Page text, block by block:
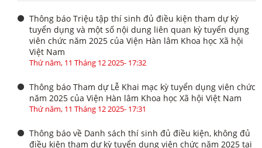
Thông báo Triệu tập thí sinh đủ điều kiện tham dự kỳ
tuyển dụng và một số nội dung liên quan kỳ tuyển dụng
viên chức năm 2025 của Viện Hàn lâm Khoa học Xã hội
Việt Nam
Thứ năm, 11 Tháng 12 2025- 17:32
Thông báo Tham dự Lễ Khai mạc kỳ tuyển dụng viên chức
năm 2025 của Viện Hàn lâm Khoa học Xã hội Việt Nam
Thứ năm, 11 Tháng 12 2025- 17:31
Thông báo về Danh sách thí sinh đủ điều kiện, không đủ
điều kiện tham dự kỳ tuyển dụng viên chức năm 2025 tại